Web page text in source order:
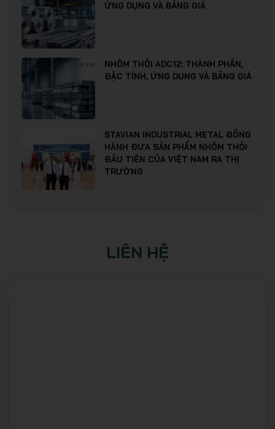
ỨNG DỤNG VÀ BẢNG GIÁ
NHÔM THỎI ADC12: THÀNH PHẦN,
ĐẶC TÍNH, ỨNG DỤNG VÀ BẢNG GIÁ
STAVIAN INDUSTRIAL METAL ĐỒNG
HÀNH ĐƯA SẢN PHẨM NHÔM THỎI
ĐẦU TIÊN CỦA VIỆT NAM RA THỊ
TRƯỜNG
LIÊN HỆ